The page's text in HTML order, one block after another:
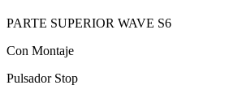
PARTE SUPERIOR WAVE S6
Con Montaje
Pulsador Stop